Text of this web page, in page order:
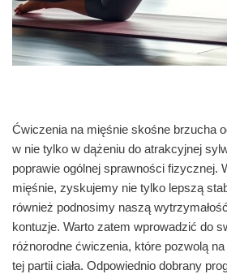
Ćwiczenia na mięśnie skośne brzucha
w nie tylko w dążeniu do atrakcyjnej
poprawie ogólnej sprawności fizycznej.
mięśnie, zyskujemy nie tylko lepszą
również podnosimy naszą
kontuzje. Warto zatem wprowadzić do
różnorodne ćwiczenia, które pozwolą
tej partii ciała. Odpowiednio dobrany